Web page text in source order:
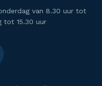
van 8.30 uur tot
tot 15.30 uur